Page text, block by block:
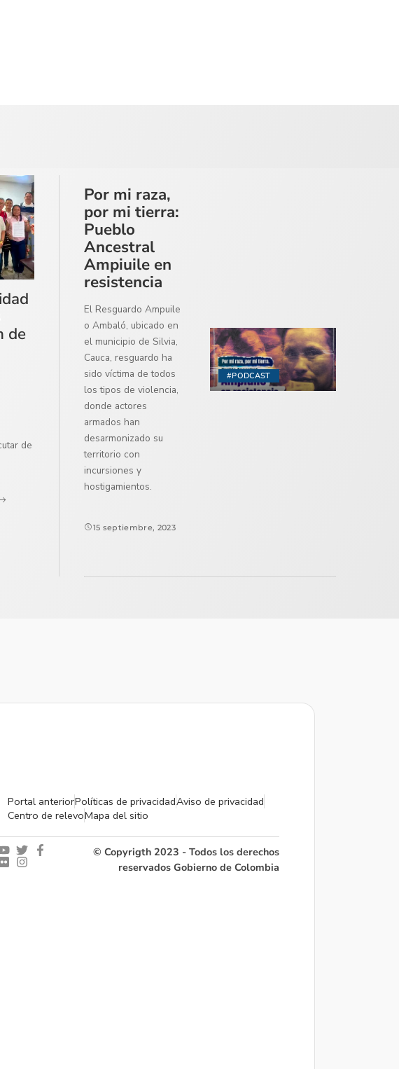
de
de
#PODCAST
Por mi raza,
por mi tierra:
Pueblo
Ancestral
Ampiuile en
resistencia
El Resguardo Ampuile
o Ambaló, ubicado en
el municipio de Silvia,
Cauca, resguardo ha
sido víctima de todos
los tipos de violencia,
donde actores
armados han
desarmonizado su
territorio con
incursiones y
hostigamientos.
15 septiembre, 2023
Portal anteriorPolíticas de privacidadAviso de privacidad
Centro de relevoMapa del sitio
© Copyrigth 2023 - Todos los derechos
reservados Gobierno de Colombia